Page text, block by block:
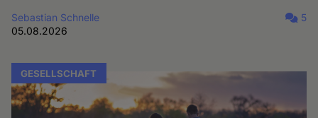
Sebastian Schnelle
05.08.2026
5
GESELLSCHAFT